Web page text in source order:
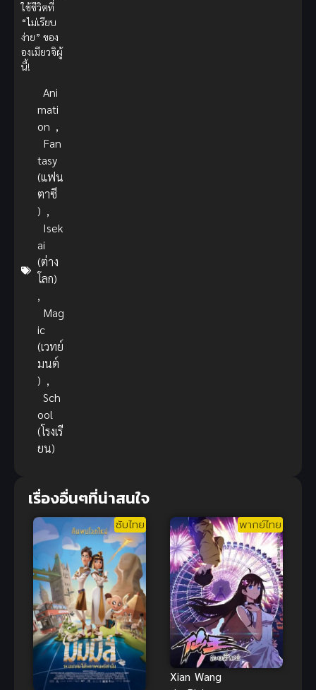
ใช้ชีวิตที่
“ไม่เรียบ
ง่าย” ของ
องเมียวจิผู้
นี้!
Ani
mati
on ,
Fan
tasy
(แฟน
ตาซี
) ,
Isek
ai
(ต่าง
โลก)
,
Mag
ic
(เวทย์
มนต์
) ,
Sch
ool
(โรงเรี
ยน)
เรื่องอื่นๆที่น่าสนใจ
ซับไทย พากย์ไทย
Xian Wang